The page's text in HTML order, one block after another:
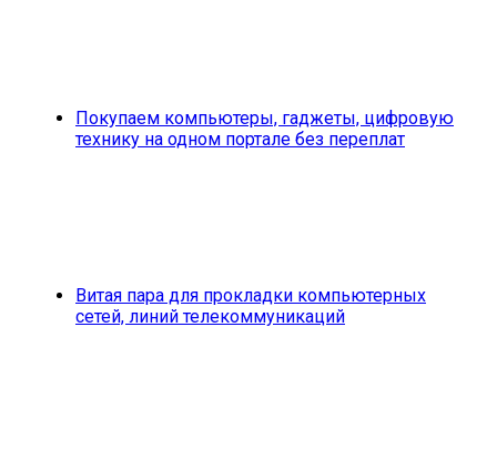
Покупаем компьютеры, гаджеты, цифровую
технику на одном портале без переплат
Витая пара для прокладки компьютерных
сетей, линий телекоммуникаций